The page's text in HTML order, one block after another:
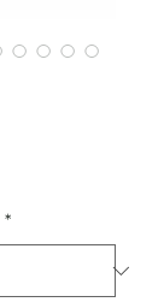
*